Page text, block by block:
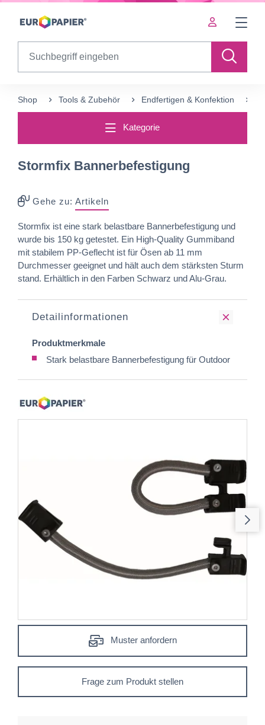
Table Of Content
Shop Tools & Zubehör Endfertigen & Konfektion
Kategorie
Stormfix Bannerbefestigung
Gehe zu: Artikeln
Stormfix ist eine stark belastbare Bannerbefestigung und
wurde bis 150 kg getestet. Ein High-Quality Gummiband
mit stabilem PP-Geflecht ist für Ösen ab 11 mm
Durchmesser geeignet und hält auch dem stärksten Sturm
stand. Erhältlich in den Farben Schwarz und Alu-Grau.
Detailinformationen
Produktmerkmale
Stark belastbare Bannerbefestigung für Outdoor
Muster anfordern
Frage zum Produkt stellen